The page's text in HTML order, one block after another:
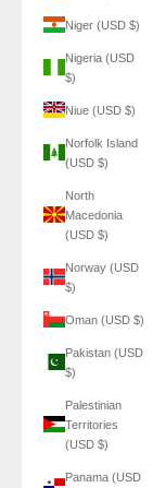
Niger (USD $)
Nigeria (USD
$)
Niue (USD $)
Norfolk Island
(USD $)
North
Macedonia
(USD $)
Norway (USD
$)
Oman (USD $)
Pakistan (USD
$)
Palestinian
Territories
(USD $)
Panama (USD